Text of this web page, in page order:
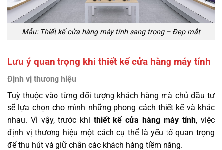
Mẫu: Thiết kế cửa hàng máy tính sang trọng – Đẹp mắt
Lưu ý quan trọng khi thiết kế cửa hàng máy tính
Định vị thương hiệu
Tuỳ thuộc vào từng đối tượng khách hàng mà chủ đầu tư
sẽ lựa chọn cho mình những phong cách thiết kế và khác
nhau. Vì vậy, trước khi thiết kế cửa hàng máy tính, việc
định vị thương hiệu một cách cụ thể là yếu tố quan trọng
để thu hút và giữ chân các khách hàng tiềm năng.